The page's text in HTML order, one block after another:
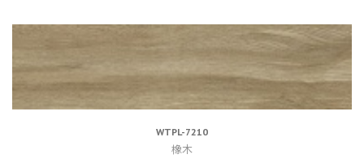
WTPL-7210
橡木